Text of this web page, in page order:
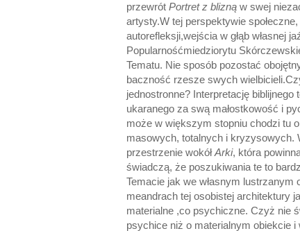
przewrót Portret z blizną w swej
artysty.W tej perspektywie
autorefleksji,wejścia w głąb własnej
Popularnośćmiedziorytu
Tematu. Nie sposób pozostać
baczność rzesze swych
jednostronne? Interpretację
ukaranego za swą małostkowość i
może w większym stopniu chodzi tu
masowych, totalnych i kryzysowych.
przestrzenie wokółArki, która
świadczą, że poszukiwania te to
Temacie jak we własnym lustrzanym
meandrach tej osobistej architektury
materialne ,co psychiczne. Czyż nie
psychice niż o materialnym obiekcie